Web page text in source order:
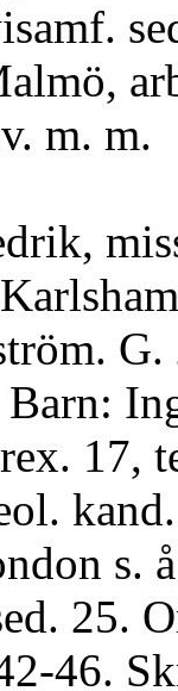
m. m.
G.
Barn:
17,
s.
25.
46.